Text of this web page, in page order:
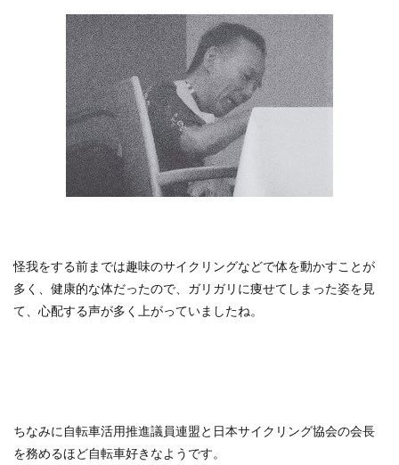
怪我をする前までは趣味のサイクリングなどで体を動かすことが
多く、健康的な体だったので、ガリガリに痩せてしまった姿を見
て、心配する声が多く上がっていましたね。
ちなみに自転車活用推進議員連盟と日本サイクリング協会の会長
を務めるほど自転車好きなようです。